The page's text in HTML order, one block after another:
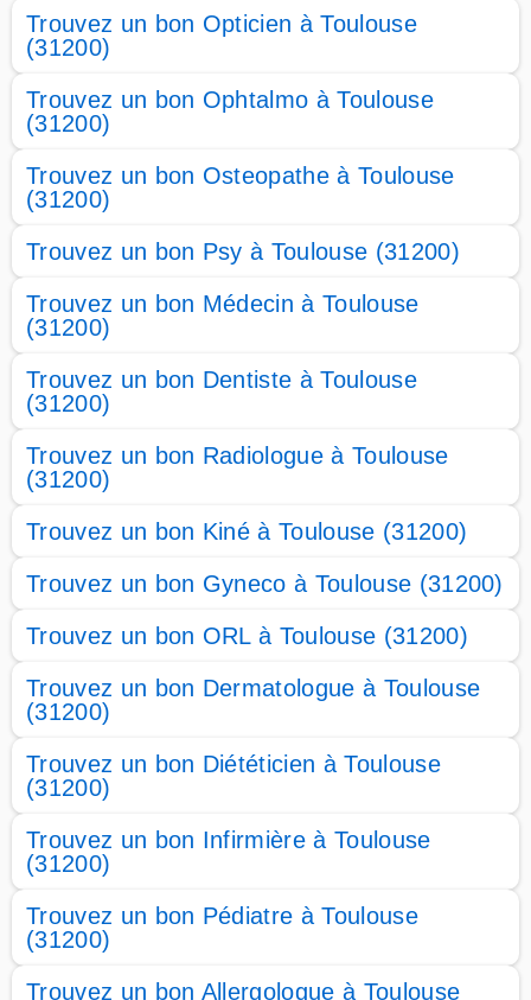
Trouvez un bon Opticien à Toulouse
(31200)
Trouvez un bon Ophtalmo à Toulouse
(31200)
Trouvez un bon Osteopathe à Toulouse
(31200)
Trouvez un bon Psy à Toulouse (31200)
Trouvez un bon Médecin à Toulouse
(31200)
Trouvez un bon Dentiste à Toulouse
(31200)
Trouvez un bon Radiologue à Toulouse
(31200)
Trouvez un bon Kiné à Toulouse (31200)
Trouvez un bon Gyneco à Toulouse (31200)
Trouvez un bon ORL à Toulouse (31200)
Trouvez un bon Dermatologue à Toulouse
(31200)
Trouvez un bon Diététicien à Toulouse
(31200)
Trouvez un bon Infirmière à Toulouse
(31200)
Trouvez un bon Pédiatre à Toulouse
(31200)
Trouvez un bon Allergologue à Toulouse